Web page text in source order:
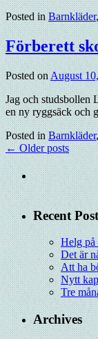
Posted in Barnkläder,
Förberett
Posted on August
Jag och studsbollen
en ny ryggsäck och
Posted in Barnkläder
←Older posts
Recent
Helg
Det är
Att ha
Nytt
Tre
Archives